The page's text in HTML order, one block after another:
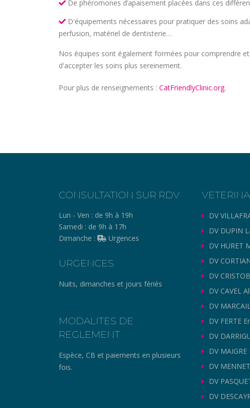
De phéromones d’apaisement placées dans ces
D'équipements nécessaires pour pratiquer des soins
perfusion, matériel de dentisterie…
Nos équipes sont également formées pour comprendre
d'accepter les soins plus sereinement.
Pour plus de renseignements : CatFriendlyClinic.org.
CONSULTATION SUR RDV
Lun - Ven : de 9h à 19h
Samedi : de 9h à 17h
Dimanche :
Urgences
URGENCES
Nuits, dimanches et jours fériés
MODALITES DE
REGLEMENT
Espèce, CB et paiements en plusieurs
fois.
DV
DV DUPIN
DV HURET
DV
DV
DV CAVEL
DV
DV FERTE
DV
DV MAIGRE
DV
DV
DV